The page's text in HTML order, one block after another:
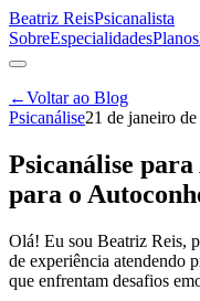
Beatriz ReisPsicanalista
SobreEspecialidadesPlanos
←Voltar ao Blog
Psicanálise21 de janeiro
Psicanálise
para o
Olá! Eu sou Beatriz Reis,
de experiência atendendo
que enfrentam desafios